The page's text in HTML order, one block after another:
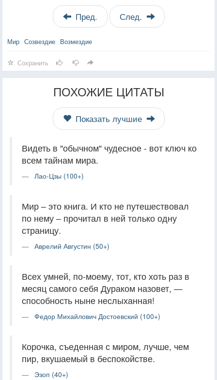
Пред. След.
Мир Созвездие Возмездие
Сохранить
ПОХОЖИЕ ЦИТАТЫ
Показать лучшие
Видеть в "обычном" чудесное - вот ключ ко
всем тайнам мира.
Лао-Цзы (100+)
Мир – это книга. И кто не путешествовал
по нему – прочитал в ней только одну
страницу.
Аврелий Августин (50+)
Всех умней, по-моему, тот, кто хоть раз в
месяц самого себя Дураком назовет, —
способность ныне неслыханная!
Федор Михайлович Достоевский (100+)
Корочка, съеденная с миром, лучше, чем
пир, вкушаемый в беспокойстве.
Эзоп (40+)